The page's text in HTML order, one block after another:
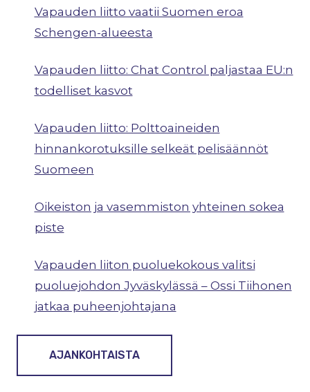
Vapauden liitto vaatii Suomen eroa
Schengen-alueesta
Vapauden liitto: Chat Control paljastaa EU:n
todelliset kasvot
Vapauden liitto: Polttoaineiden
hinnankorotuksille selkeät pelisäännöt
Suomeen
Oikeiston ja vasemmiston yhteinen sokea
piste
Vapauden liiton puoluekokous valitsi
puoluejohdon Jyväskylässä – Ossi Tiihonen
jatkaa puheenjohtajana
AJANKOHTAISTA